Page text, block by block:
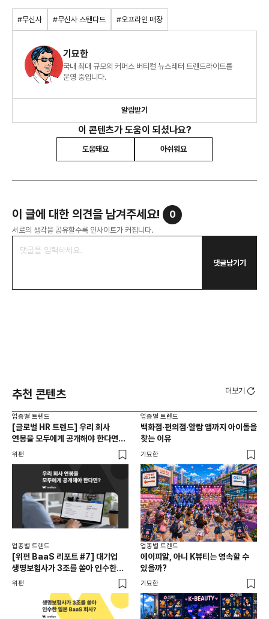
#무신사 #무신사 스탠다드 #오프라인 매장
기묘한
국내 최대 규모의 커머스 버티컬 뉴스레터 트렌드라이트를
운영 중입니다.
알림받기
이 콘텐츠가 도움이 되셨나요?
도움돼요 아쉬워요
이 글에 대한 의견을 남겨주세요! 0
서로의 생각을 공유할수록 인사이트가 커집니다.
댓글남기기
추천 콘텐츠 더보기
업종별 트렌드
[글로벌 HR 트렌드] 우리 회사
연봉을 모두에게 공개해야 한다면? |
급여 투명성 법, 해외 사례, 연봉
위펀
업종별 트렌드
백화점·편의점·알람 앱까지 아이돌을
찾는 이유
기묘한
업종별 트렌드
[위펀 BaaS 리포트 #7] 대기업
생명보험사가 3조를 쏟아 인수한
일본 BaaS 회사의 정체는?
위펀
업종별 트렌드
에이피알, 아니 K뷰티는 영속할 수
있을까?
기묘한